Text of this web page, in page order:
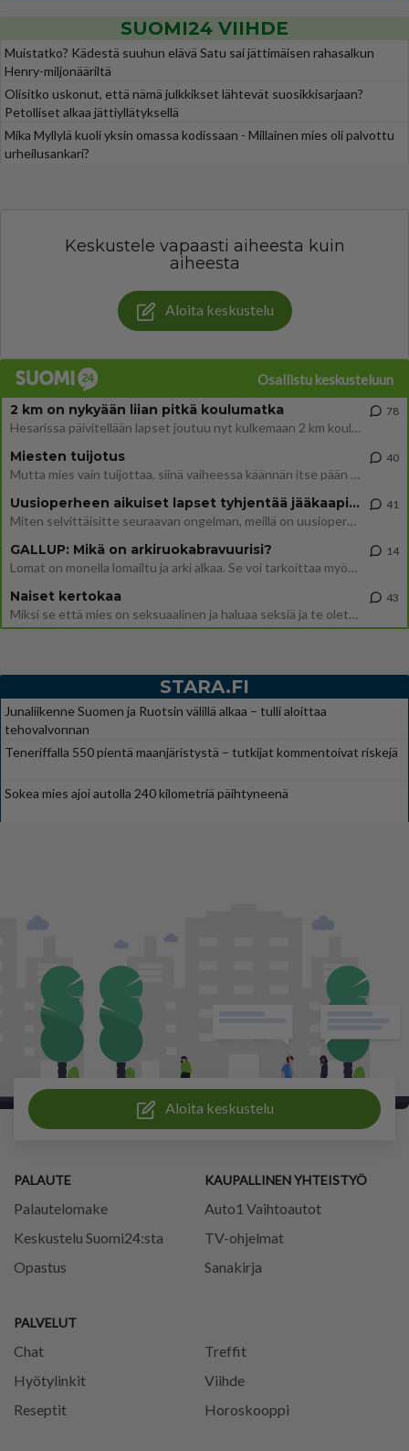
SUOMI24 VIIHDE
Muistatko? Kädestä suuhun elävä Satu sai jättimäisen rahasalkun
Henry-miljonääriltä
Olisitko uskonut, että nämä julkkikset lähtevät suosikkisarjaan?
Petolliset alkaa jättiyllätyksellä
Mika Myllylä kuoli yksin omassa kodissaan - Millainen mies oli palvottu
urheilusankari?
Keskustele vapaasti aiheesta kuin
aiheesta
Aloita keskustelu
Osallistu keskusteluun
2 km on nykyään liian pitkä koulumatka
Hesarissa päivitellään lapset joutuu nyt kulkemaan 2 km kouluun jösses. Ruostefillarilla tuo matka menee vaikka miten äk
78
Miesten tuijotus
Mutta mies vain tuijottaa, siinä vaiheessa käännän itse pään pois. Mikä juttu? Yleensä jos joku tuijottaa tai katsoo, hä
40
Uusioperheen aikuiset lapset tyhjentää jääkaapin käydessään
Miten selvittäisitte seuraavan ongelman, meillä on uusioperhe, minulla teini-ikäiset lapset ja puolisolla aikuiset, jotk
41
GALLUP: Mikä on arkiruokabravuurisi?
Lomat on monella lomailtu ja arki alkaa. Se voi tarkoittaa myös sitä, että grillailut on grillattu ja palataan arjen ruo
14
Naiset kertokaa
Miksi se että mies on seksuaalinen ja haluaa seksiä ja te olette hänen mielestänne haluttava on vastenmielistä? Mikä sii
43
STARA.FI
Junaliikenne Suomen ja Ruotsin välillä alkaa – tulli aloittaa
tehovalvonnan
Teneriffalla 550 pientä maanjäristystä – tutkijat kommentoivat riskejä
Sokea mies ajoi autolla 240 kilometriä päihtyneenä
Aloita keskustelu
PALAUTE
Palautelomake
Keskustelu Suomi24:sta
Opastus
PALVELUT
Chat
Treffit
Hyötylinkit
Viihde
Reseptit
Horoskooppi
KAUPALLINEN YHTEISTYÖ
Auto1 Vaihtoautot
TV-ohjelmat
Sanakirja